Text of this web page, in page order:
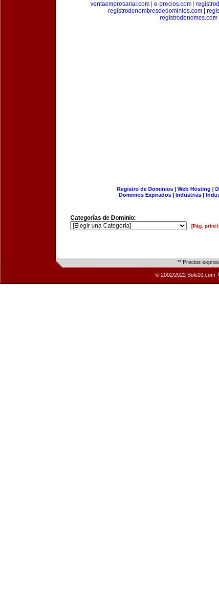
ventaempresarial.com| e-precios.com|
registrodenombresdedominios.com
registrodenomes.com
Registro de Dominios| Web Hosting |
Dominios Expirados | Industrias |
Categorías de Dominio:
[Pág.
** Precios
© 2002/2022 Solo10.com